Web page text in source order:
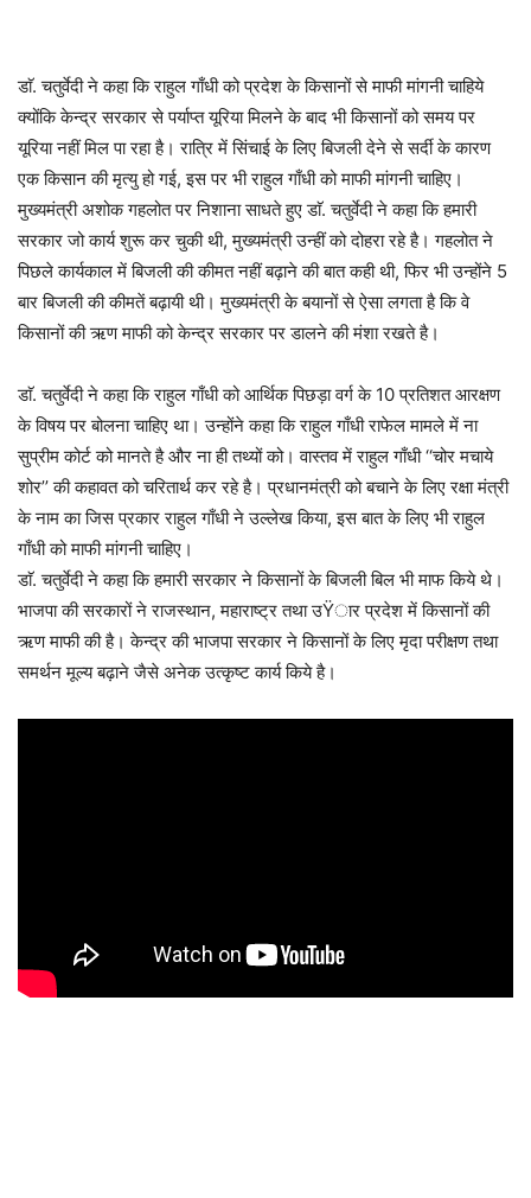
डाॅ. चतुर्वेदी ने कहा कि राहुल गाँधी को प्रदेश के किसानों से माफी मांगनी चाहिये
क्योंकि केन्द्र सरकार से पर्याप्त यूरिया मिलने के बाद भी किसानों को समय पर
यूरिया नहीं मिल पा रहा है। रात्रि में सिंचाई के लिए बिजली देने से सर्दी के कारण
एक किसान की मृत्यु हो गई, इस पर भी राहुल गाँधी को माफी मांगनी चाहिए।
मुख्यमंत्री अशोक गहलोत पर निशाना साधते हुए डाॅ. चतुर्वेदी ने कहा कि हमारी
सरकार जो कार्य शुरू कर चुकी थी, मुख्यमंत्री उन्हीं को दोहरा रहे है। गहलोत ने
पिछले कार्यकाल में बिजली की कीमत नहीं बढ़ाने की बात कही थी, फिर भी उन्होंने 5
बार बिजली की कीमतें बढ़ायी थी। मुख्यमंत्री के बयानों से ऐसा लगता है कि वे
किसानों की ऋण माफी को केन्द्र सरकार पर डालने की मंशा रखते है।
डाॅ. चतुर्वेदी ने कहा कि राहुल गाँधी को आर्थिक पिछड़ा वर्ग के 10 प्रतिशत आरक्षण
के विषय पर बोलना चाहिए था। उन्होंने कहा कि राहुल गाँधी राफेल मामले में ना
सुप्रीम कोर्ट को मानते है और ना ही तथ्यों को। वास्तव में राहुल गाँधी ‘‘चोर मचाये
शोर’’ की कहावत को चरितार्थ कर रहे है। प्रधानमंत्री को बचाने के लिए रक्षा मंत्री
के नाम का जिस प्रकार राहुल गाँधी ने उल्लेख किया, इस बात के लिए भी राहुल
गाँधी को माफी मांगनी चाहिए।
डाॅ. चतुर्वेदी ने कहा कि हमारी सरकार ने किसानों के बिजली बिल भी माफ किये थे।
भाजपा की सरकारों ने राजस्थान, महाराष्ट्र तथा उŸार प्रदेश में किसानों की
ऋण माफी की है। केन्द्र की भाजपा सरकार ने किसानों के लिए मृदा परीक्षण तथा
समर्थन मूल्य बढ़ाने जैसे अनेक उत्कृष्ट कार्य किये है।